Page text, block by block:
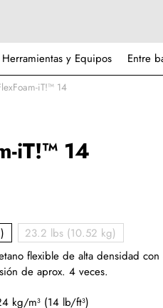
Herramientas y Equipos Entre
iT!™ 14
iT!™ 14
23.2 lbs (10.52 kg)
flexible de alta densidad
de aprox. 4 veces.
kg/m³ (14 lb/ft³)